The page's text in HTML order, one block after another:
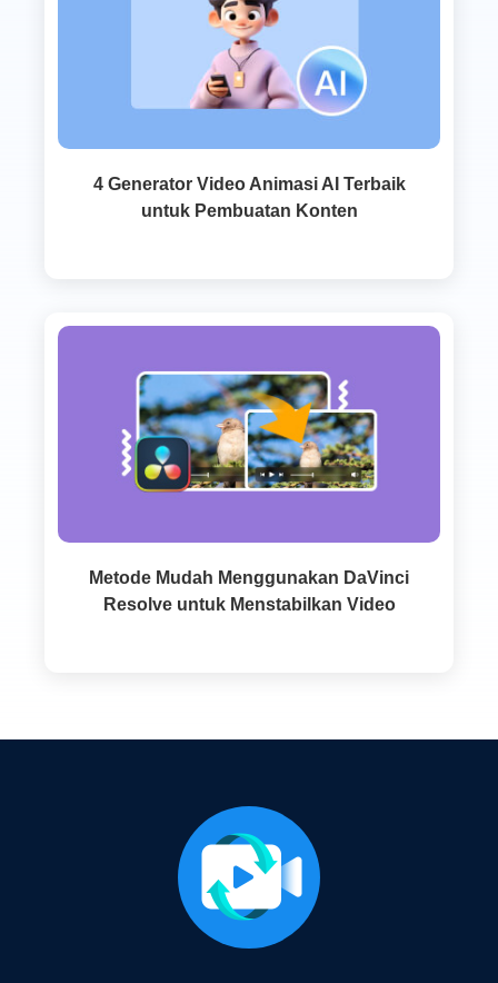
4 Generator Video Animasi AI Terbaik
untuk Pembuatan Konten
Metode Mudah Menggunakan DaVinci
Resolve untuk Menstabilkan Video